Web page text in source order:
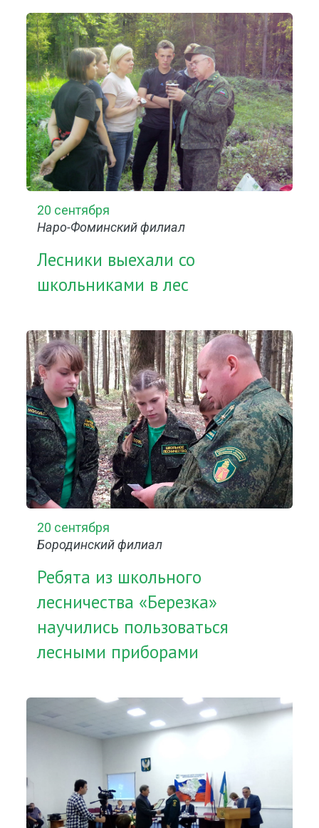
20 сентября
Наро-Фоминский филиал
Лесники выехали со
школьниками в лес
20 сентября
Бородинский филиал
Ребята из школьного
лесничества «Березка»
научились пользоваться
лесными приборами